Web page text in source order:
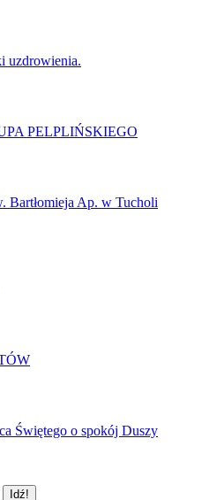
uzdrowienia.
PELPLIŃSKIEGO
Bartłomieja Ap. w Tucholi
Świętego o spokój Duszy